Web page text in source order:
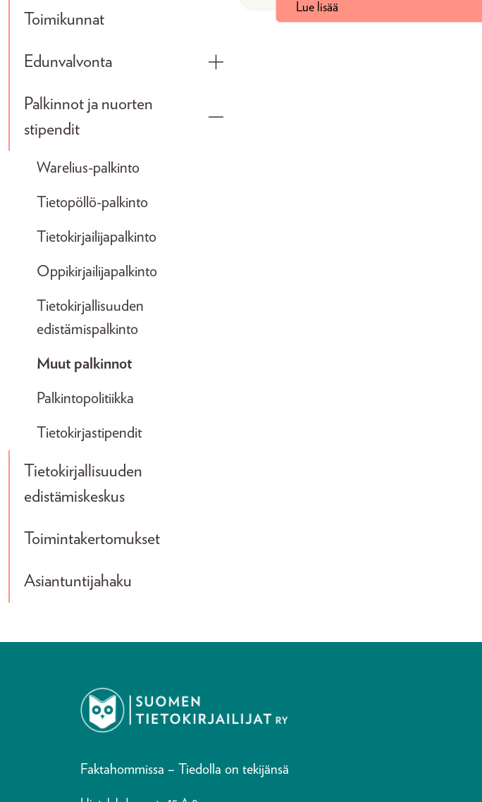
Toimikunnat
Edunvalvonta
Toggle submenu
Palkinnot ja nuorten
stipendit
Warelius-palkinto
Tietopöllö-palkinto
Tietokirjailijapalkinto
Oppikirjailijapalkinto
Tietokirjallisuuden
edistämispalkinto
Muut palkinnot
Palkintopolitiikka
Tietokirjastipendit
Tietokirjallisuuden
edistämiskeskus
Toimintakertomukset
Asiantuntijahaku
Lue lisää
Faktahommissa – Tiedolla on tekijänsä